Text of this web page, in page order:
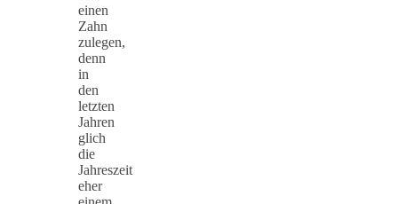
einen
Zahn
zulegen,
denn
in
den
letzten
Jahren
glich
die
Jahreszeit
eher